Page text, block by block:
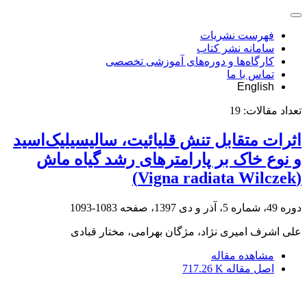
فهرست نشریات
سامانه نشر کتاب
کارگاه‌ها و دوره‌های آموزشی تخصصی
تماس با ما
English
تعداد مقالات: 19
اثرات متقابل تنش قلیائیت، سالیسیلیک‌اسید
و نوع خاک بر پارامترهای رشد گیاه ماش
(Vigna radiata Wilczek)
دوره 49، شماره 5، آذر و دی 1397، صفحه 1083-1093
علی اشرف امیری نژاد، مژگان بهرامی، مختار قبادی
مشاهده مقاله
اصل مقاله 717.26 K